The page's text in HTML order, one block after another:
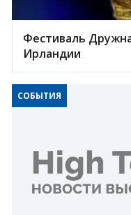
Фестиваль
Ирландии
СОБЫТИЯ